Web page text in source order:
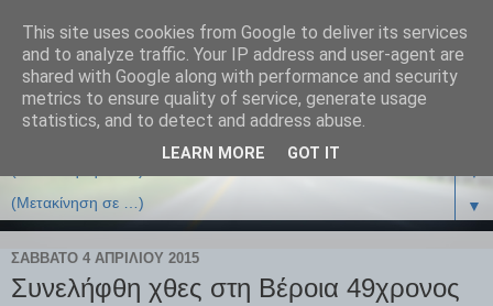
▼
▼
ΣΆΒΒΑΤΟ 4 ΑΠΡΙΛΊΟΥ 2015
Συνελήφθη χθες στη Βέροια 49χρονος
This site uses cookies from Google to deliver its services
and to analyze traffic. Your IP address and user-agent are
shared with Google along with performance and security
metrics to ensure quality of service, generate usage
statistics, and to detect and address abuse.
LEARN MORE GOT IT